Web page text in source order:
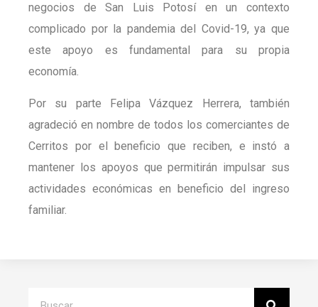
negocios de San Luis Potosí en un contexto
complicado por la pandemia del Covid-19, ya que
este apoyo es fundamental para su propia
economía.
Por su parte Felipa Vázquez Herrera, también
agradeció en nombre de todos los comerciantes de
Cerritos por el beneficio que reciben, e instó a
mantener los apoyos que permitirán impulsar sus
actividades económicas en beneficio del ingreso
familiar.